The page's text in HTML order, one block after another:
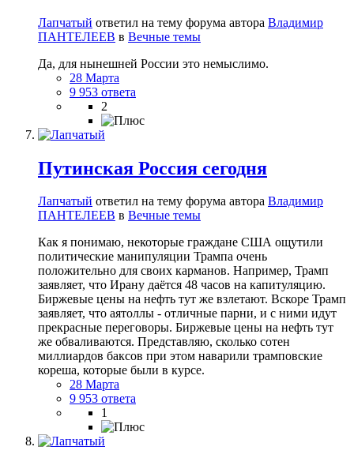
Лапчатый ответил на тему форума автора Владимир
ПАНТЕЛЕЕВ в Вечные темы
Да, для нынешней России это немыслимо.
28 Марта
9 953 ответа
2
Путинская Россия сегодня
Лапчатый ответил на тему форума автора Владимир
ПАНТЕЛЕЕВ в Вечные темы
Как я понимаю, некоторые граждане США ощутили
политические манипуляции Трампа очень
положительно для своих карманов. Например, Трамп
заявляет, что Ирану даётся 48 часов на капитуляцию.
Биржевые цены на нефть тут же взлетают. Вскоре Трамп
заявляет, что аятоллы - отличные парни, и с ними идут
прекрасные переговоры. Биржевые цены на нефть тут
же обваливаются. Представляю, сколько сотен
миллиардов баксов при этом наварили трамповские
кореша, которые были в курсе.
28 Марта
9 953 ответа
1